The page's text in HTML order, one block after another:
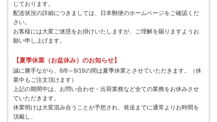
じております。
配送状況の詳細につきましては、日本郵便のホームページをご確認くだ
さい。
お客様には大変ご迷惑をお掛けいたしますが、ご理解を賜りますようお
願い申し上げます。
【夏季休業（お盆休み）のお知らせ】
誠に勝手ながら、8/8～8/16の間は夏季休業とさせていただきます。（休
業中もご注文頂けます）
上記の期間中は、お問い合わせ・出荷業務など全ての業務をお休みさせ
ていただきます。
休業明けは大変混み合うことが予想され、発送までに通常よりお時間を
頂戴し、